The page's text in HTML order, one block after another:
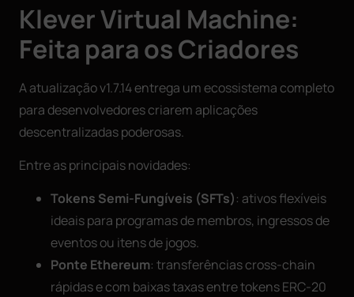
Klever Virtual Machine:
Feita para os Criadores
A atualização v1.7.14 entrega um ecossistema completo
para desenvolvedores criarem aplicações
descentralizadas poderosas.
Entre as principais novidades:
Tokens Semi-Fungíveis (SFTs): ativos flexíveis
ideais para programas de membros, ingressos de
eventos ou itens de jogos.
Ponte Ethereum: transferências cross-chain
rápidas e com baixas taxas entre tokens ERC-20